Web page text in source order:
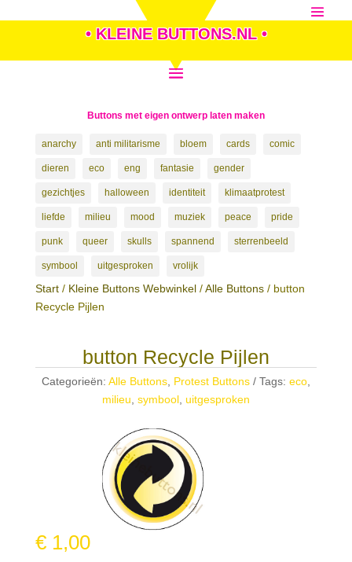
• KLEINE BUTTONS.NL •
Buttons met eigen ontwerp laten maken
anarchy anti militarisme bloem cards comic
dieren eco eng fantasie gender
gezichtjes halloween identiteit klimaatprotest
liefde milieu mood muziek peace pride
punk queer skulls spannend sterrenbeeld
symbool uitgesproken vrolijk
Start/ Kleine Buttons Webwinkel/Alle Buttons/ button
Recycle Pijlen
button Recycle Pijlen
Categorieën: Alle Buttons, Protest Buttons Tags: eco,
milieu symbool, uitgesproken
€1,00